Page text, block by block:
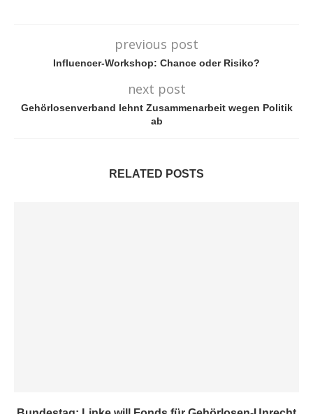
previous post
Influencer-Workshop: Chance oder Risiko?
next post
Gehörlosenverband lehnt Zusammenarbeit wegen Politik
ab
RELATED POSTS